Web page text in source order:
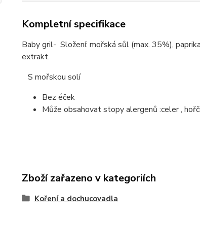
Kompletní specifikace
Baby gril- Složení: mořská sůl (max. 35%),
extrakt.
S mořskou solí
Bez éček
Může obsahovat stopy alergenů :celer ,
Zboží zařazeno v kategoriích
Koření a dochucovadla